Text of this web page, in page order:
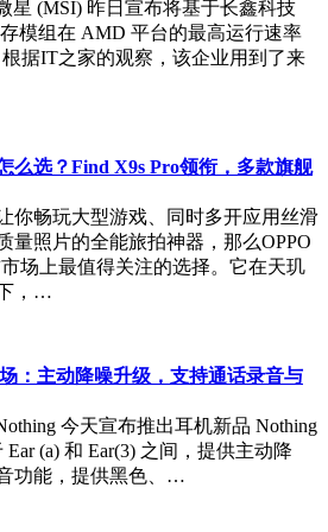
星 (MSI) 昨日宣布将基于长鑫科技
模组在 AMD 平台的最高运行速率
据IT之家的观察，该企业用到了来
么选？Find X9s Pro领衔，多款旗舰
你畅玩大型游戏、同时多开应用丝滑
量照片的全能旅拍神器，那么OPPO
场上最值得关注的选择。它在天玑
，…
：主动降噪升级，支持通话录音与
今天宣布推出耳机新品 Nothing
(a) 和 Ear(3) 之间，提供主动降
功能，提供黑色、…